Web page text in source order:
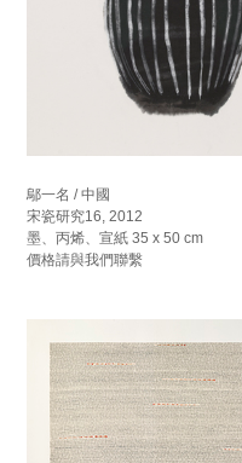
鄔一名 / 中國
宋瓷研究16, 2012
墨、丙烯、宣紙 35 x 50 cm
價格請與我們聯繫